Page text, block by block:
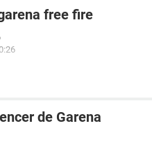
free fire
de Garena